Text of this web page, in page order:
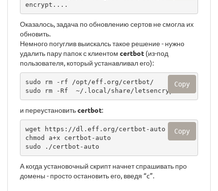
encrypt....
Оказалось, задача по обновлению сертов не смогла их
обновить.
Немного погуглив выискалсь такое решение - нужно
удалить пару папок с клиентом certbot (из-под
пользователя, который устанавливал его):
sudo rm -rf /opt/eff.org/certbot/
sudo rm -Rf  ~/.local/share/letsencrypt
Copy
и переустановитьcertbot:
wget https://dl.eff.org/certbot-auto
chmod a+x certbot-auto
sudo ./certbot-auto
Copy
А когда установочный скрипт начнет спрашивать про
домены - просто остановить его, введя “c”.